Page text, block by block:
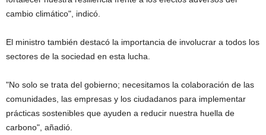
cambio climático", indicó.
El ministro también destacó la importancia de involucrar a todos los
sectores de la sociedad en esta lucha.
"No solo se trata del gobierno; necesitamos la colaboración de las
comunidades, las empresas y los ciudadanos para implementar
prácticas sostenibles que ayuden a reducir nuestra huella de
carbono", añadió.